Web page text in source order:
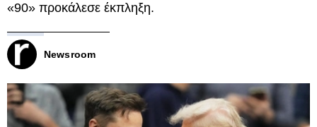
«90» προκάλεσε έκπληξη.
Newsroom